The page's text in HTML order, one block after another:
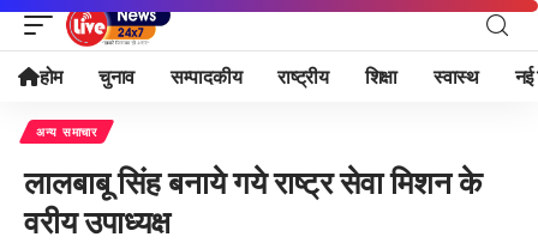
होम चुनाव सम्पादकीय राष्ट्रीय शिक्षा स्वास्थ नई
अन्य समाचार
लालबाबू सिंह बनाये गये राष्ट्र सेवा मिशन के
वरीय उपाध्यक्ष